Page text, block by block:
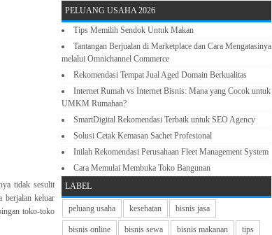
tidak sesulit
berjalan keluar
toko-toko
PELUANG USAHA 2026
Tips Memilih Sendok Untuk Makan
Tantangan Berjualan di Marketplace dan Cara Mengatasinya
melalui Omnichannel Commerce
Rekomendasi Tempat Jual Aged Domain Berkualitas
Internet Rumah vs Internet Bisnis: Mana yang Cocok untuk
UMKM Rumahan?
SmartDigital Rekomendasi Terbaik untuk SEO Agency
Solusi Cetak Kemasan Sachet Profesional
Inilah Rekomendasi Perusahaan Fleet Management System
Cara Memulai Membuka Toko Bangunan
LABEL
peluang usaha kesehatan bisnis jasa
bisnis online bisnis sewa bisnis makanan tips